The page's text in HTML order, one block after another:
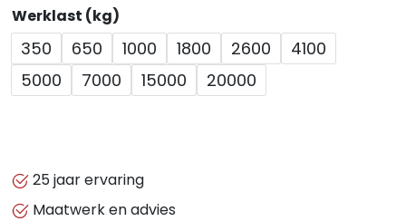
Werklast (kg)
350 650 1000 1800 2600
4100
5000
7000 15000 20000
25 jaar ervaring
Maatwerk en advies